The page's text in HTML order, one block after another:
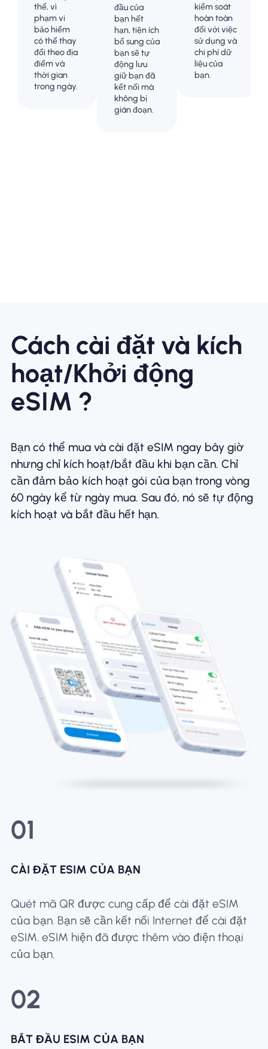
thể, vì
phạm vi
bảo hiểm
có thể thay
đổi theo địa
điểm và
thời gian
trong ngày.
đầu của
bạn hết
hạn, tiện ích
bổ sung của
bạn sẽ tự
động lưu
giữ bạn đã
kết nối mà
không bị
gián đoạn.
kiểm soát
hoàn toàn
đối với việc
sử dụng và
chi phí dữ
liệu của
bạn.
Cách cài đặt và kích
hoạt/Khởi động
eSIM ?
Bạn có thể mua và cài đặt eSIM ngay bây giờ
nhưng chỉ kích hoạt/bắt đầu khi bạn cần. Chỉ
cần đảm bảo kích hoạt gói của bạn trong vòng
60 ngày kể từ ngày mua. Sau đó, nó sẽ tự động
kích hoạt và bắt đầu hết hạn.
01
CÀI ĐẶT ESIM CỦA BẠN
Quét mã QR được cung cấp để cài đặt eSIM
của bạn. Bạn sẽ cần kết nối Internet để cài đặt
eSIM. eSIM hiện đã được thêm vào điện thoại
của bạn.
02
BẮT ĐẦU ESIM CỦA BẠN